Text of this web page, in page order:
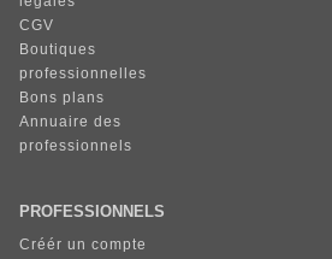
CGV
Boutiques
professionnelles
Bons plans
Annuaire des
professionnels
PROFESSIONNELS
Créér un compte